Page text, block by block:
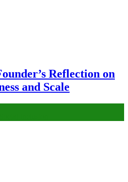
Reflection on
and Scale